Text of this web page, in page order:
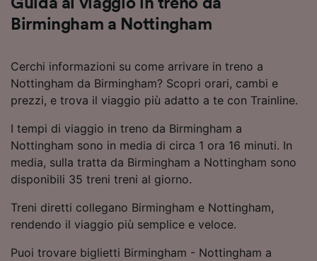
Birmingham a Nottingham
Cerchi informazioni su come arrivare in treno a
Nottingham da Birmingham? Scopri orari, cambi e
prezzi, e trova il viaggio più adatto a te con Trainline.
I tempi di viaggio in treno da Birmingham a
Nottingham sono in media di circa 1 ora 16 minuti. In
media, sulla tratta da Birmingham a Nottingham sono
disponibili 35 treni treni al giorno.
Treni diretti collegano Birmingham e Nottingham,
rendendo il viaggio più semplice e veloce.
Puoi trovare biglietti Birmingham - Nottingham a